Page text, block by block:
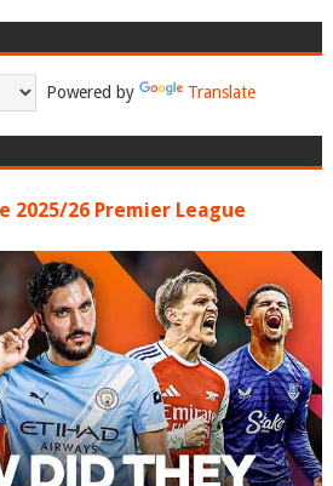
Powered by Translate
2025/26 Premier League